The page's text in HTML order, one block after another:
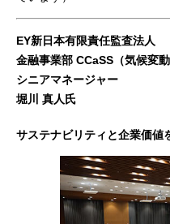
EY新日本有限責任監査法人
金融事業部 CCaSS（気候変
シニアマネージャー
堀川 真人氏
サステナビリティと企業価値